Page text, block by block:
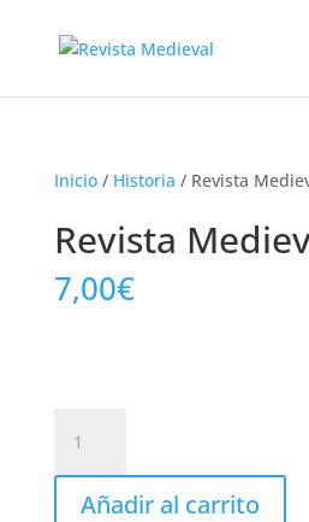
Inicio/ Historia / Revista
Revista
7,00€
Medieval
94
cantidad
Añadir al carrito